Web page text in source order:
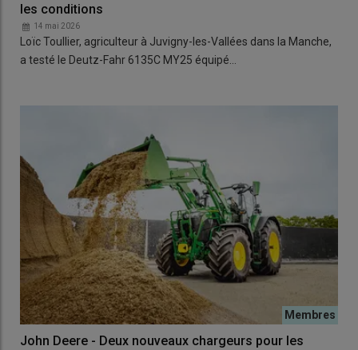
les conditions
14 mai 2026
Loïc Toullier, agriculteur à Juvigny-les-Vallées dans la Manche,
a testé le Deutz-Fahr 6135C MY25 équipé…
John Deere - Deux nouveaux chargeurs pour les